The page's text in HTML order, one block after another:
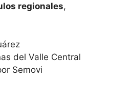
regionales,
del Valle Central
Semovi